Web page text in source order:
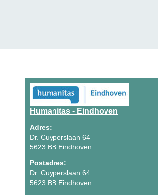
Humanitas - Eindhoven
Adres:
Dr. Cuyperslaan 64
5623 BB Eindhoven
Postadres:
Dr. Cuyperslaan 64
5623 BB Eindhoven